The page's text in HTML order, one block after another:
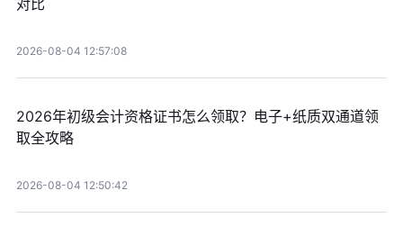
对比
2026-08-04 12:57:08
2026年初级会计资格证书怎么领取？电子+纸质双通道领
取全攻略
2026-08-04 12:50:42